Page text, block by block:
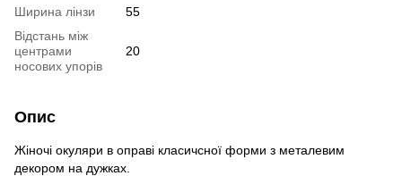
Ширина лінзи
55
Відстань між
центрами
носових упорів
20
Опис
Жіночі окуляри в оправі класичсної форми з металевим
декором на дужках.